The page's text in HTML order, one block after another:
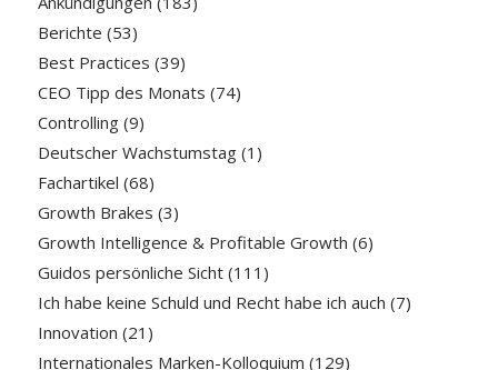
Berichte (53)
Best Practices (39)
CEO Tipp des Monats (74)
Controlling(9)
Deutscher Wachstumstag(1)
Fachartikel (68)
Growth Brakes (3)
Growth Intelligence & Profitable Growth (6)
Guidos persönliche Sicht(111)
Ich habe keine Schuld und Recht habe ich auch (7)
Innovation (21)
Internationales Marken-Kolloquium (129)